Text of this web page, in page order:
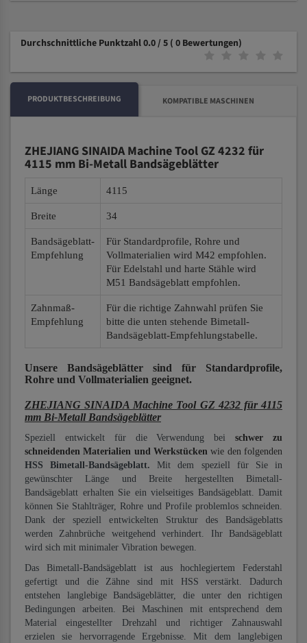
Durchschnittliche Punktzahl 0.0 / 5 ( 0 Bewertungen)
PRODUKTBESCHREIBUNG KOMPATIBLE MASCHINEN
ZHEJIANG SINAIDA Machine Tool GZ 4232 für
4115 mm Bi-Metall Bandsägeblätter
Länge 4115
Breite 34
Bandsägeblatt-
Empfehlung
Für Standardprofile, Rohre und
Vollmaterialien wird M42 empfohlen.
Für Edelstahl und harte Stähle wird
M51 Bandsägeblatt empfohlen.
Zahnmaß-
Empfehlung
Für die richtige Zahnwahl prüfen Sie
bitte die unten stehende Bimetall-
Bandsägeblatt-Empfehlungstabelle.
Unsere Bandsägeblätter sind für Standardprofile,
Rohre und Vollmaterialien geeignet.
ZHEJIANG SINAIDA Machine Tool GZ 4232 für 4115
mm Bi-Metall Bandsägeblätter
Speziell entwickelt für die Verwendung beischwer zu
schneidenden Materialien und Werkstücken wie den folgenden
HSS Bimetall-Bandsägeblatt. Mit dem speziell für Sie in
gewünschter Länge und Breite hergestellten Bimetall-
Bandsägeblatt erhalten Sie ein vielseitiges Bandsägeblatt. Damit
können Sie Stahlträger, Rohre und Profile problemlos schneiden.
Dank der speziell entwickelten Struktur des Bandsägeblatts
werden Zahnbrüche weitgehend verhindert. Ihr Bandsägeblatt
wird sich mit minimaler Vibration bewegen.
Das Bimetall-Bandsägeblatt ist aus hochlegiertem Federstahl
gefertigt und die Zähne sind mit HSS verstärkt. Dadurch
entstehen langlebige Bandsägeblätter, die unter den richtigen
Bedingungen arbeiten. Bei Maschinen mit entsprechend dem
Material eingestellter Drehzahl und richtiger Zahnauswahl
erzielen sie hervorragende Ergebnisse. Mit dem langlebigen